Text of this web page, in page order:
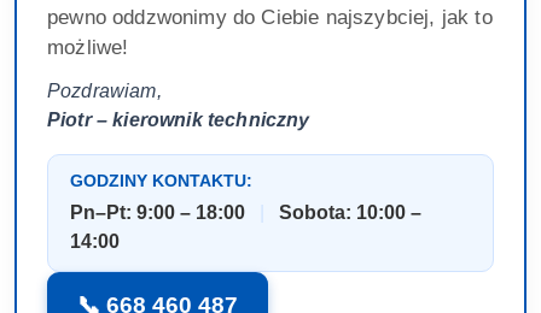
pewno oddzwonimy do Ciebie najszybciej, jak to
możliwe!
Pozdrawiam,
Piotr – kierownik techniczny
GODZINY KONTAKTU:
Pn–Pt: 9:00 – 18:00
Sobota: 10:00 –
14:00
📞 668 460 487